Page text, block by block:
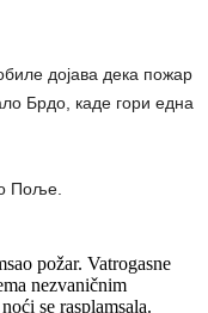
дојава дека пожар
Брдо, каде гори една
Поље.
požar. Vatrogasne
nezvaničnim
se rasplamsala.